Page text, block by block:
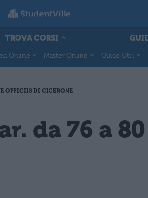
TROVA CORSI
Online Master Online Guide Utili
OFFICIIS DI CICERONE
da 76 a 80